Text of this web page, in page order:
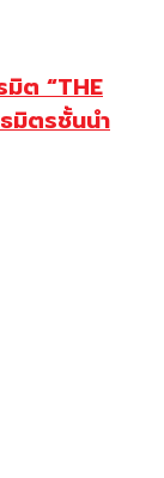
มิต “THE
มิตรชั้นนำ